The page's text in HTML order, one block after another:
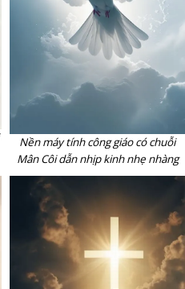
Nền máy tính công giáo có chuỗi
Mân Côi dẫn nhịp kinh nhẹ nhàng